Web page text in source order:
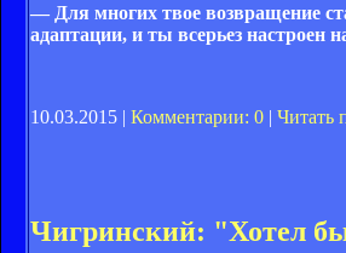
–– Для многих твое возвращение
адаптации, и ты всерьез настроен
10.03.2015 | Комментарии: 0 | Читать
Чигринский: "Хотел